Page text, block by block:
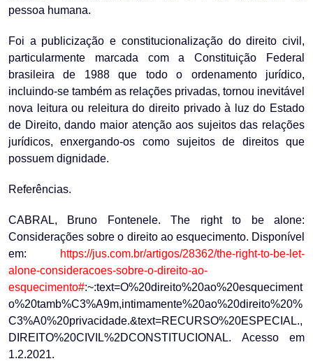
pessoa humana.
Foi a publicização e constitucionalização do direito civil,
particularmente marcada com a Constituição Federal
brasileira de 1988 que todo o ordenamento jurídico,
incluindo-se também as relações privadas, tornou inevitável
nova leitura ou releitura do direito privado à luz do Estado
de Direito, dando maior atenção aos sujeitos das relações
jurídicos, enxergando-os como sujeitos de direitos que
possuem dignidade.
Referências.
CABRAL, Bruno Fontenele. The right to be alone:
Considerações sobre o direito ao esquecimento. Disponível
em:
https://jus.com.br/artigos/28362/the-right-to-be-let-
alone-consideracoes-sobre-o-direito-ao-
esquecimento#:~:text=O%20direito%20ao%20esqueciment
o%20tamb%C3%A9m,intimamente%20ao%20direito%20%
C3%A0%20privacidade.&text=RECURSO%20ESPECIAL.,
DIREITO%20CIVIL%2DCONSTITUCIONAL. Acesso em
1.2.2021.